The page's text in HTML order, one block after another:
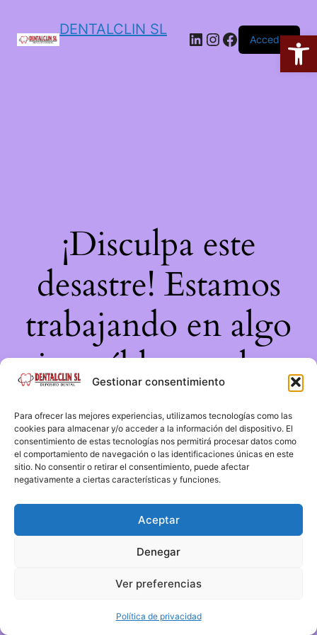
Gestionar consentimiento
Para ofrecer las mejores experiencias, utilizamos tecnologías como las
cookies para almacenar y/o acceder a la información del dispositivo. El
consentimiento de estas tecnologías nos permitirá procesar datos como
el comportamiento de navegación o las identificaciones únicas en este
sitio. No consentir o retirar el consentimiento, puede afectar
negativamente a ciertas características y funciones.
Aceptar
Denegar
Ver preferencias
Política de privacidad
DENTALCLIN SL
Acceder
¡Disculpa este
desastre! Estamos
trabajando en algo
increíble, ¡vuelve
pronto!